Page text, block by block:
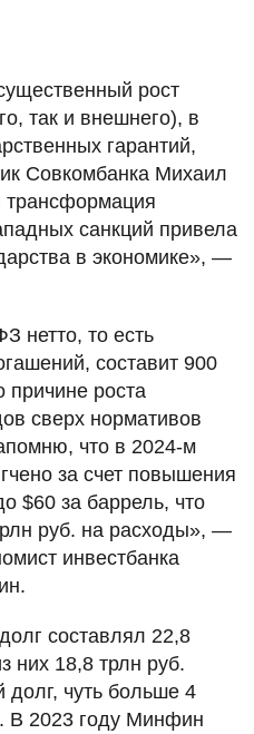
рост
так и внешнего), в
гарантий,
Совкомбанка Михаил
трансформация
санкций привела
в экономике», —
нетто, то есть
составит 900
причине роста
сверх нормативов
что в 2024-м
за счет повышения
$60 за баррель, что
руб. на расходы», —
инвестбанка
составлял 22,8
них 18,8 трлн руб.
долг, чуть больше 4
В 2023 году Минфин